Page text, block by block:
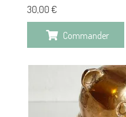
30,00 €
Commander